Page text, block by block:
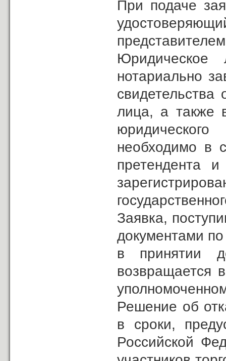
При подаче
Юридическое
нотариально
свидетельства
лица, а также
необходимо в
претендента и
Заявка,
документами по
в принятии
возвращается
Решение об
в сроки,
Российской